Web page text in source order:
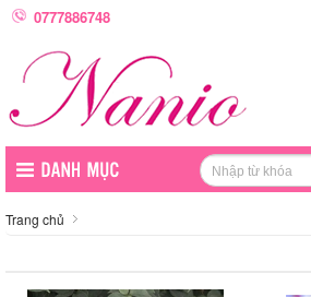
0777886748
Trang chủ